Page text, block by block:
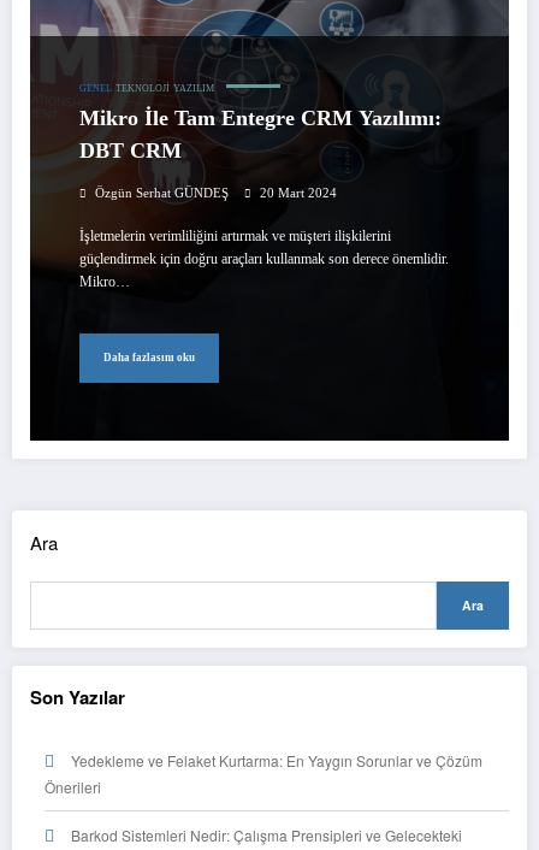
GENEL TEKNOLOJI YAZILIM
Mikro İle Tam Entegre CRM Yazılımı:
DBT CRM
Özgün Serhat GÜNDEŞ 20 Mart 2024
İşletmelerin verimliliğini artırmak ve müşteri ilişkilerini
güçlendirmek için doğru araçları kullanmak son derece önemlidir.
Mikro…
Daha fazlasını oku
Ara
Ara
Son Yazılar
Yedekleme ve Felaket Kurtarma: En Yaygın Sorunlar ve Çözüm
Önerileri
Barkod Sistemleri Nedir: Çalışma Prensipleri ve Gelecekteki